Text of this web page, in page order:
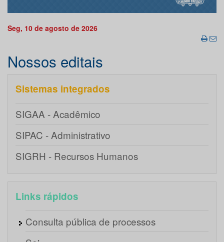
Seg, 10 de agosto de 2026
Nossos editais
Sistemas integrados
SIGAA - Acadêmico
SIPAC - Administrativo
SIGRH - Recursos Humanos
Links rápidos
Consulta pública de processos